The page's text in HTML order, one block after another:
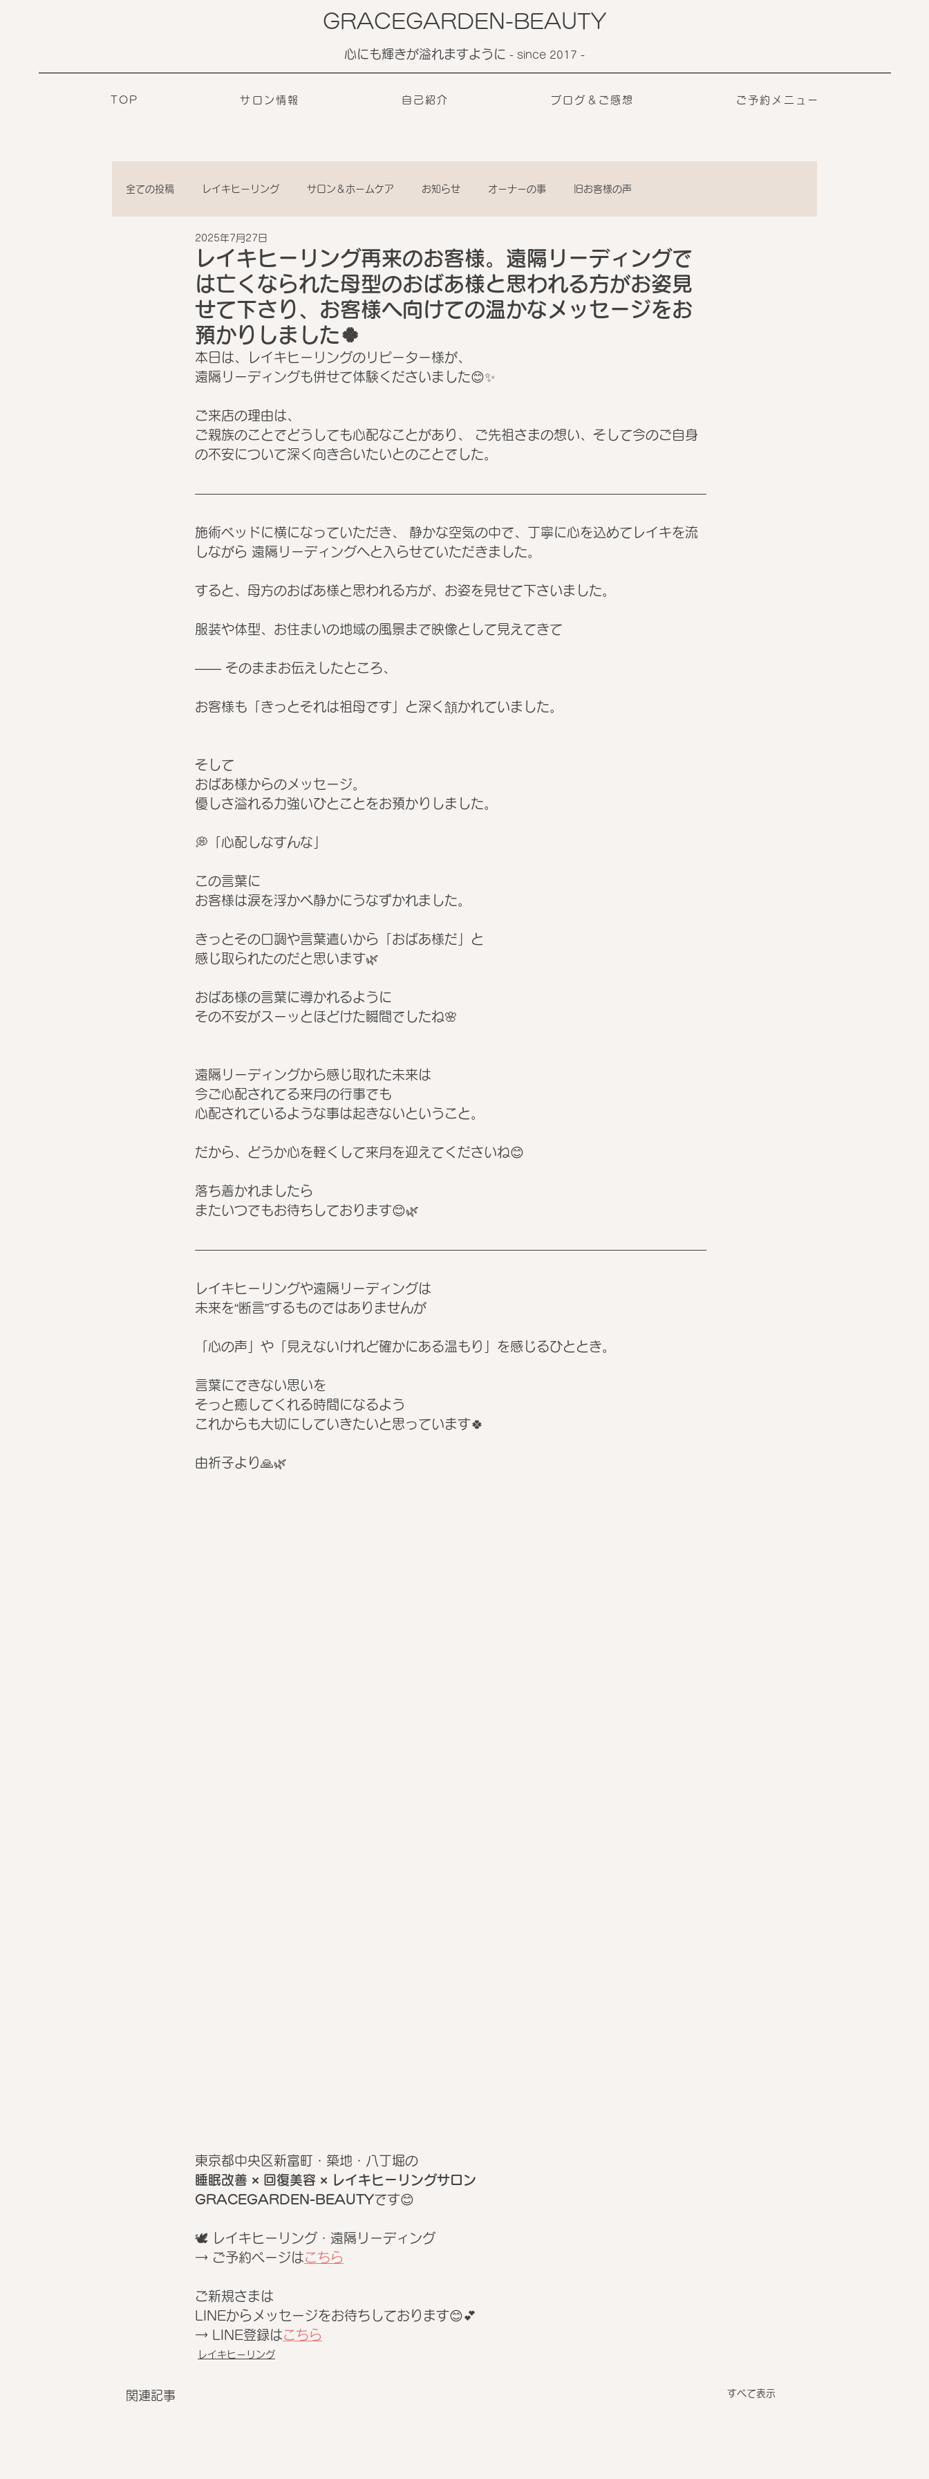
GRACEGARDEN-BEAUTY
心にも輝きが溢れますように ​- since 2017 -
TOP サロン情報 自己紹介 ブログ＆ご感想 ご予約メニュー
全ての投稿 レイキヒーリング サロン＆ホームケア お知らせ オーナーの事 旧お客様の声
レイキヒーリング再来のお客様。遠隔リーディングで
は亡くなられた母型のおばあ様と思われる方がお姿見
せて下さり、お客様へ向けての温かなメッセージをお
預かりしました🍀
2025年7月27日
本日は、レイキヒーリングのリピーター様が、
遠隔リーディングも併せて体験くださいました😊✨
ご来店の理由は、
ご親族のことでどうしても心配なことがあり、 ご先祖さまの想い、そして今のご自身
の不安について深く向き合いたいとのことでした。
施術ベッドに横になっていただき、 静かな空気の中で、丁寧に心を込めてレイキを流
しながら 遠隔リーディングへと入らせていただきました。
すると、母方のおばあ様と思われる方が、お姿を見せて下さいました。
服装や体型、お住まいの地域の風景まで映像として見えてきて
—— そのままお伝えしたところ、
お客様も「きっとそれは祖母です」と深く頷かれていました。
そして
おばあ様からのメッセージ。
優しさ溢れる力強いひとことをお預かりしました。
💭「心配しなすんな」
この言葉に
お客様は涙を浮かべ静かにうなずかれました。
きっとその口調や言葉遣いから「おばあ様だ」と
感じ取られたのだと思います🌿
おばあ様の言葉に導かれるように
その不安がスーッとほどけた瞬間でしたね🌸
遠隔リーディングから感じ取れた未来は
今ご心配されてる来月の行事でも
心配されているような事は起きないということ。
だから、どうか心を軽くして来月を迎えてくださいね😊
落ち着かれましたら
またいつでもお待ちしております😊🌿
レイキヒーリングや遠隔リーディングは
未来を“断言”するものではありませんが
「心の声」や「見えないけれど確かにある温もり」を感じるひととき。
言葉にできない思いを
そっと癒してくれる時間になるよう
これからも大切にしていきたいと思っています🍀
由祈子より🙏🌿
東京都中央区新富町・築地・八丁堀の
睡眠改善 × 回復美容 × レイキヒーリングサロン
GRACEGARDEN-BEAUTYです😊
🕊 レイキヒーリング・遠隔リーディング
→ ご予約ページはこちら
ご新規さまは
LINEからメッセージをお待ちしております😊💕
→ LINE登録はこちら
レイキヒーリング
関連記事 すべて表示